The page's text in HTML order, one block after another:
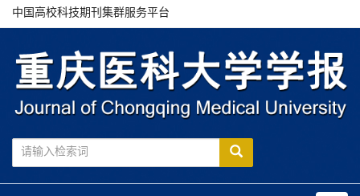
中国高校科技期刊集群服务平台